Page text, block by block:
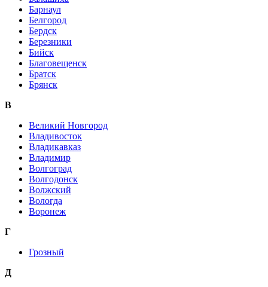
Барнаул
Белгород
Бердск
Березники
Бийск
Благовещенск
Братск
Брянск
В
Великий Новгород
Владивосток
Владикавказ
Владимир
Волгоград
Волгодонск
Волжский
Вологда
Воронеж
Г
Грозный
Д